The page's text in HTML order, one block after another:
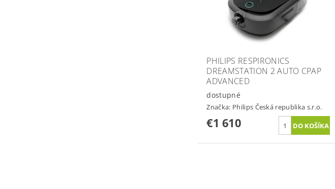
PHILIPS RESPIRONICS
DREAMSTATION 2 AUTO CPAP
ADVANCED
dostupné
Značka: Philips Česká republika s.r.o.
€1 610